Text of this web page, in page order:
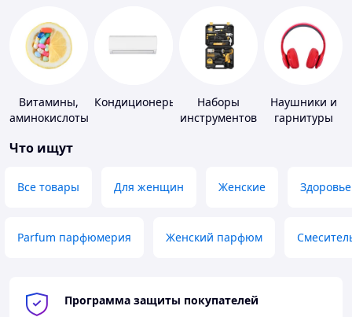
Витамины,
аминокислоты
Кондиционеры
Наборы
инструментов
Наушники и
гарнитуры
Что ищут
Все товары Для женщин Женские Здоровье
Parfum парфюмерия Женский парфюм
Программа защиты покупателей